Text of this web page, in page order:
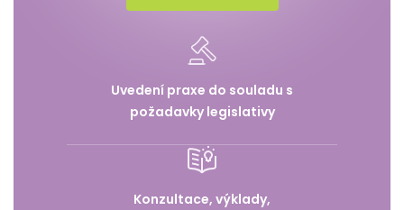
Uvedení praxe do souladu s
požadavky legislativy
Konzultace, výklady,